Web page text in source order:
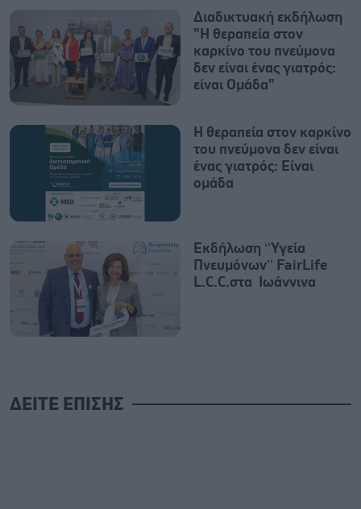
Διαδικτυακή εκδήλωση
"Η θεραπεία στον
καρκίνο του πνεύμονα
δεν είναι ένας γιατρός:
είναι Oμάδα"
Η θεραπεία στον καρκίνο
του πνεύμονα δεν είναι
ένας γιατρός: Είναι
ομάδα
Εκδήλωση ‘’Υγεία
Πνευμόνων’’ FairLife
L.C.C.στα Ιωάννινα
ΔΕΙΤΕ ΕΠΙΣΗΣ